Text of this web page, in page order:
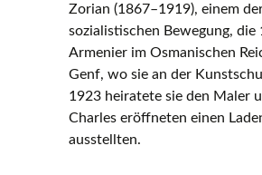
Zorian (1867–1919), einem
sozialistischen Bewegung,
Armenier im Osmanischen
Genf, wo sie an der
1923 heiratete sie den Maler
Charles eröffneten einen
ausstellten.